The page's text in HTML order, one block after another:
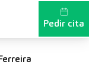
Pedir cita